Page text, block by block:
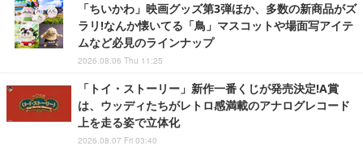
「ちいかわ」映画グッズ第3弾ほか、多数の新商品がズ
ラリ!なんか懐いてる「鳥」マスコットや場面写アイテ
ムなど必見のラインナップ
2026.08.06 Thu 11:25
「トイ・ストーリー」新作一番くじが発売決定!A賞
は、ウッディたちがレトロ感満載のアナログレコード
上を走る姿で立体化
2026.08.07 Fri 03:40